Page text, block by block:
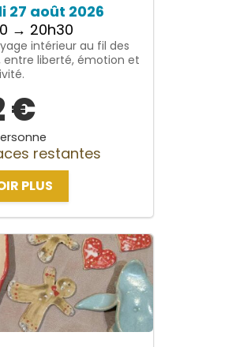
27 août 2026
→ 20h30
intérieur au fil des
entre liberté, émotion et
€
restantes
PLUS